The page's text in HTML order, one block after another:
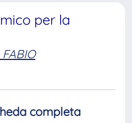
per la
FABIO
completa